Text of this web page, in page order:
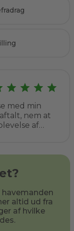
med min
nem at
af
ham til flere
altid ud fra
af hvilke